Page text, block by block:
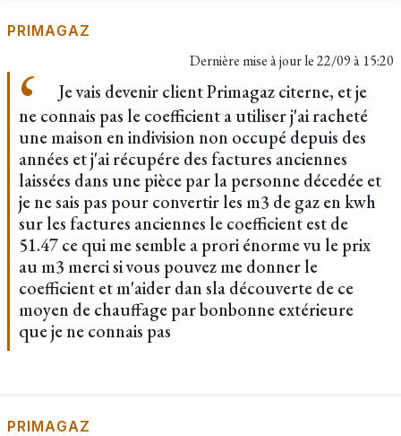
PRIMAGAZ
Dernière mise à jour le22/09 à 15:20
Je vais devenir client Primagaz citerne, et je
ne connais pas le coefficient a utiliser j'ai racheté
une maison en indivision non occupé depuis des
années et j'ai récupére des factures anciennes
laissées dans une pièce par la personne décedée et
je ne sais pas pour convertir les m3 de gaz en kwh
sur les factures anciennes le coefficient est de
51.47 ce qui me semble a prori énorme vu le prix
au m3 merci si vous pouvez me donner le
coefficient et m'aider dan sla découverte de ce
moyen de chauffage par bonbonne extérieure
que je ne connais pas
PRIMAGAZ